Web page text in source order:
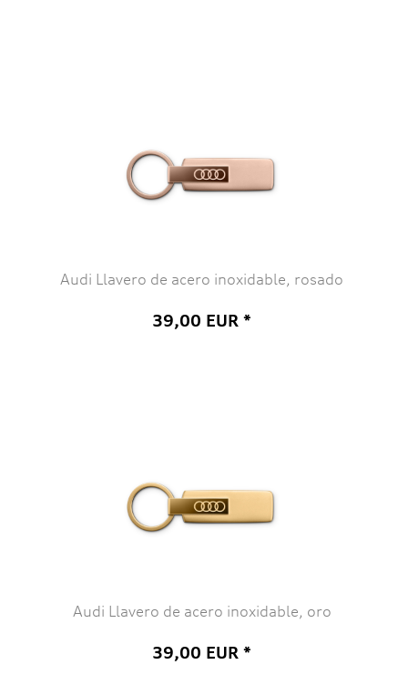
Audi Llavero de acero inoxidable, rosado
39,00 EUR *
Audi Llavero de acero inoxidable, oro
39,00 EUR *